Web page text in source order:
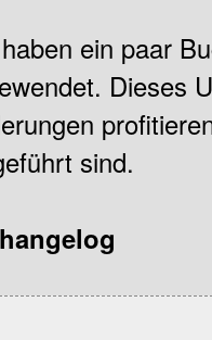
ein paar
Dieses
sind.